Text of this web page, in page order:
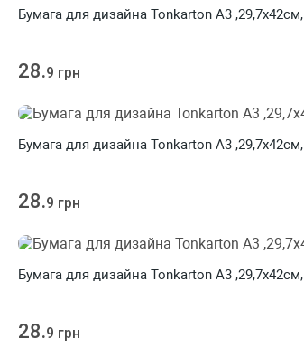
Бумага для дизайна Tonkarton А3
28.9 грн
Бумага для дизайна Tonkarton А3
28.9 грн
Бумага для дизайна Tonkarton А3
28.9 грн